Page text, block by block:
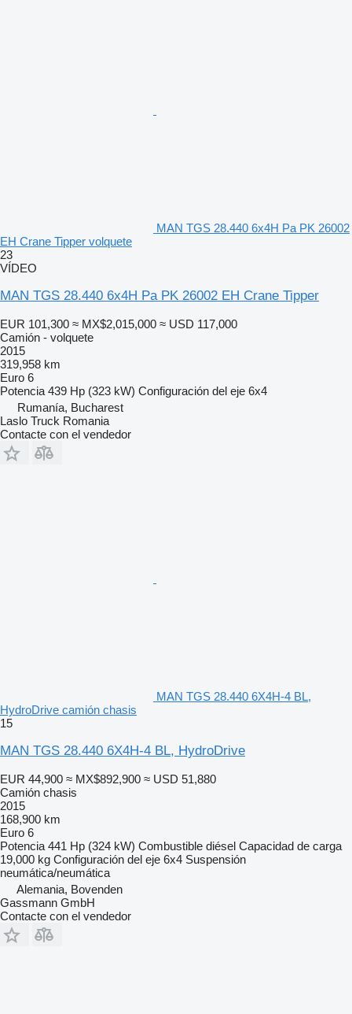
MAN TGS 28.440 6x4H Pa PK 26002
EH Crane Tipper volquete
23
VÍDEO
MAN TGS 28.440 6x4H Pa PK 26002 EH Crane Tipper
EUR 101,300 ≈ MX$2,015,000 ≈ USD 117,000
Camión - volquete
2015
319,958 km
Euro 6
Potencia 439 Hp (323 kW) Configuración del eje 6x4
Rumanía, Bucharest
Laslo Truck Romania
Contacte con el vendedor
MAN TGS 28.440 6X4H-4 BL,
HydroDrive camión chasis
15
MAN TGS 28.440 6X4H-4 BL, HydroDrive
EUR 44,900 ≈ MX$892,900 ≈ USD 51,880
Camión chasis
2015
168,900 km
Euro 6
Potencia 441 Hp (324 kW) Combustible diésel Capacidad de carga
19,000 kg Configuración del eje 6x4 Suspensión
neumática/neumática
Alemania, Bovenden
Gassmann GmbH
Contacte con el vendedor